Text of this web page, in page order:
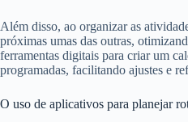
Além disso, ao organizar as
próximas umas das outras,
ferramentas digitais para criar um
programadas, facilitando ajustes e
O uso de aplicativos para planejar